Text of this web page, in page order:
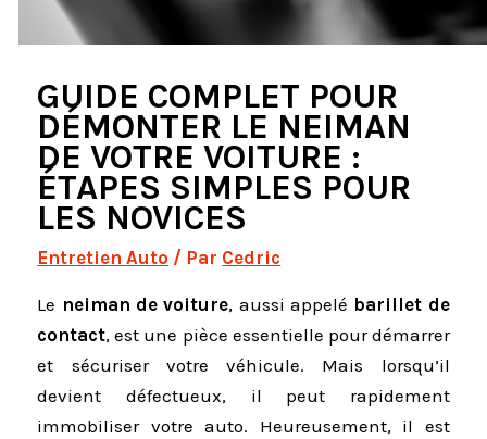
GUIDE COMPLET POUR
DÉMONTER LE NEIMAN
DE VOTRE VOITURE :
ÉTAPES SIMPLES POUR
LES NOVICES
Entretien Auto / Par Cedric
Le neiman de voiture, aussi appelé barillet de
contact, est une pièce essentielle pour démarrer
et sécuriser votre véhicule. Mais lorsqu’il
devient défectueux, il peut rapidement
immobiliser votre auto. Heureusement, il est